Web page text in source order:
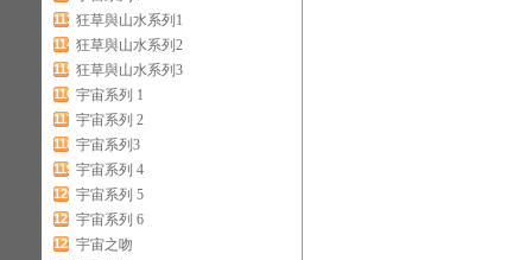
113 狂草與山水系列1
114 狂草與山水系列2
115 狂草與山水系列3
116 宇宙系列 1
117 宇宙系列 2
118 宇宙系列3
119 宇宙系列 4
120 宇宙系列 5
121 宇宙系列 6
122 宇宙之吻